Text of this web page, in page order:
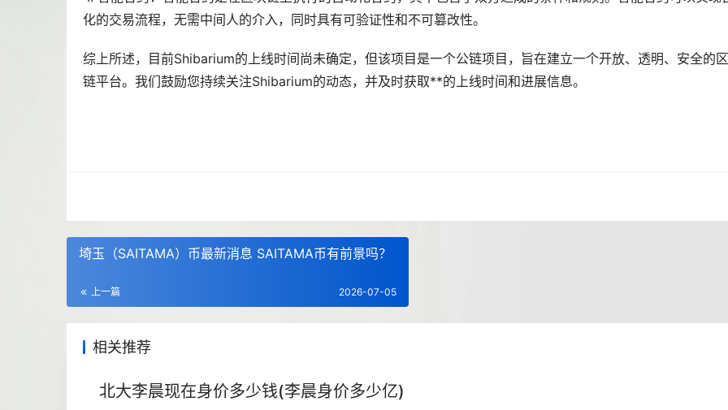
化的交易流程，无需中间人的介入，同时具有可验证性和不可篡改性。
综上所述，目前Shibarium的上线时间尚未确定，但该项目是一个公链项目，旨在建立一个开放、透明、安全的
链平台。我们鼓励您持续关注Shibarium的动态，并及时获取**的上线时间和进展信息。
埼玉（SAITAMA）币最新消息 SAITAMA币有前景吗？
上一篇 2026-07-05
相关推荐
北大李晨现在身价多少钱(李晨身价多少亿)